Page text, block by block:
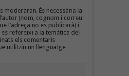
moderaran. És necessària la
(nom, cognom i correu
l’adreça no es publicarà) i
refereixi a la temàtica del
els comentaris
utilitzin un llenguatge